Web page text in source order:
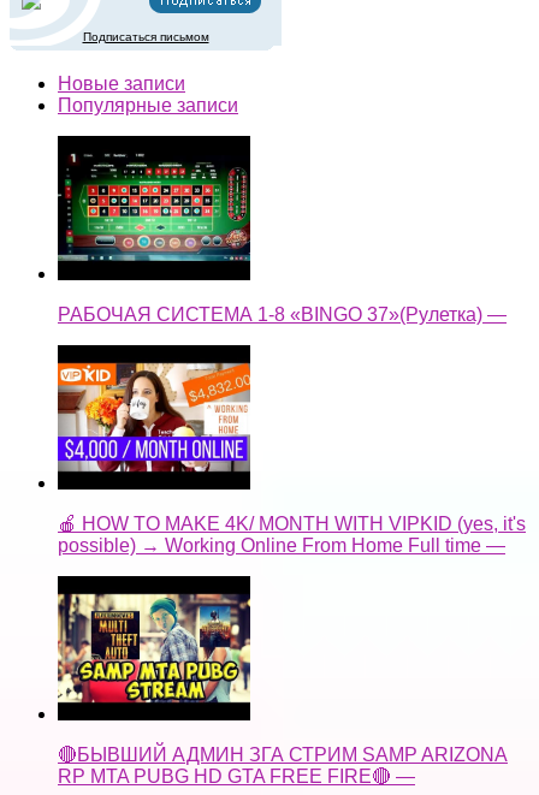
Подписаться письмом
Новые записи
Популярные записи
РАБОЧАЯ СИСТЕМА 1-8 «BINGO 37»(Рулетка) —
🍎 HOW TO MAKE 4K/ MONTH WITH VIPKID (yes, it's
possible) → Working Online From Home Full time —
🔴БЫВШИЙ АДМИН ЗГА СТРИМ SAMP ARIZONA
RP MTA PUBG HD GTA FREE FIRE🔴 —